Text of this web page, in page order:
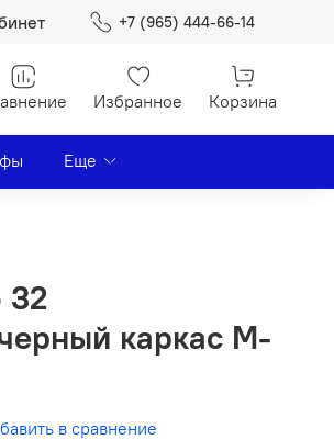
+7 (965) 444-66-14
Избранное Корзина
Еще
32
каркас М-
в сравнение